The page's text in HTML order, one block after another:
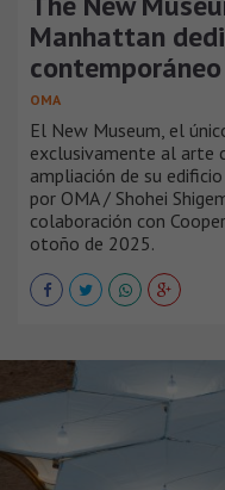
Manhattan
contemporáneo
OMA
El New Museum, el
exclusivamente al arte
ampliación de su
por OMA / Shohei
colaboración con
otoño de 2025.